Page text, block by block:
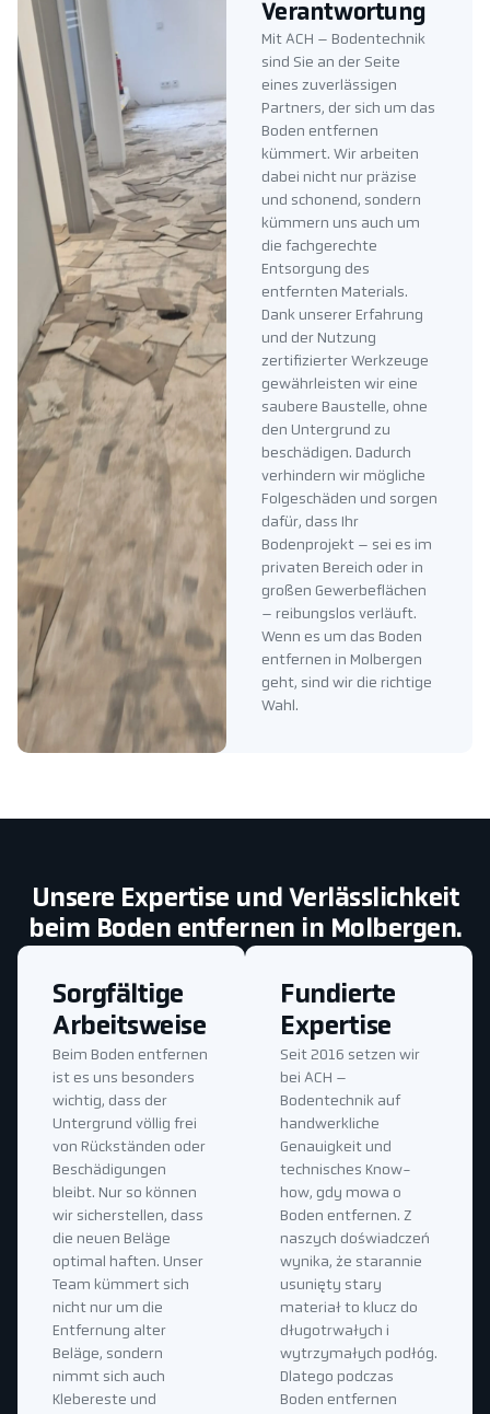
Verantwortung
Mit ACH – Bodentechnik
sind Sie an der Seite
eines zuverlässigen
Partners, der sich um das
Boden entfernen
kümmert. Wir arbeiten
dabei nicht nur präzise
und schonend, sondern
kümmern uns auch um
die fachgerechte
Entsorgung des
entfernten Materials.
Dank unserer Erfahrung
und der Nutzung
zertifizierter Werkzeuge
gewährleisten wir eine
saubere Baustelle, ohne
den Untergrund zu
beschädigen. Dadurch
verhindern wir mögliche
Folgeschäden und sorgen
dafür, dass Ihr
Bodenprojekt – sei es im
privaten Bereich oder in
großen Gewerbeflächen
– reibungslos verläuft.
Wenn es um das Boden
entfernen in Molbergen
geht, sind wir die richtige
Wahl.
Unsere Expertise und Verlässlichkeit
beim Boden entfernen in Molbergen.
Fundierte
Expertise
Seit 2016 setzen wir
bei ACH –
Bodentechnik auf
handwerkliche
Genauigkeit und
technisches Know-
how, gdy mowa o
Boden entfernen. Z
naszych doświadczeń
wynika, że starannie
usunięty stary
materiał to klucz do
długotrwałych i
wytrzymałych podłóg.
Dlatego podczas
Boden entfernen
Sorgfältige
Arbeitsweise
Beim Boden entfernen
ist es uns besonders
wichtig, dass der
Untergrund völlig frei
von Rückständen oder
Beschädigungen
bleibt. Nur so können
wir sicherstellen, dass
die neuen Beläge
optimal haften. Unser
Team kümmert sich
nicht nur um die
Entfernung alter
Beläge, sondern
nimmt sich auch
Klebereste und